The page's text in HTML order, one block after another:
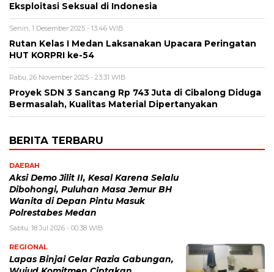
Eksploitasi Seksual di Indonesia
Senin, 1 Desember 2025 - 13:46 WIB
Rutan Kelas I Medan Laksanakan Upacara Peringatan
HUT KORPRI ke-54
Rabu, 26 November 2025 - 23:31 WIB
Proyek SDN 3 Sancang Rp 743 Juta di Cibalong Diduga
Bermasalah, Kualitas Material Dipertanyakan
BERITA TERBARU
DAERAH
Aksi Demo Jilit II, Kesal Karena Selalu
Dibohongi, Puluhan Masa Jemur BH
Wanita di Depan Pintu Masuk
Polrestabes Medan
Sabtu, 18 Jul 2026 - 00:38 WIB
REGIONAL
Lapas Binjai Gelar Razia Gabungan,